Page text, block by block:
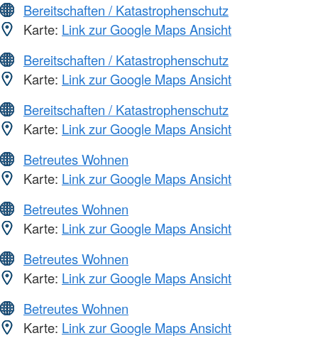
Bereitschaften / Katastrophenschutz
Karte: Link zur Google Maps Ansicht
Bereitschaften / Katastrophenschutz
Karte: Link zur Google Maps Ansicht
Bereitschaften / Katastrophenschutz
Karte: Link zur Google Maps Ansicht
Betreutes Wohnen
Karte: Link zur Google Maps Ansicht
Betreutes Wohnen
Karte: Link zur Google Maps Ansicht
Betreutes Wohnen
Karte: Link zur Google Maps Ansicht
Betreutes Wohnen
Karte: Link zur Google Maps Ansicht